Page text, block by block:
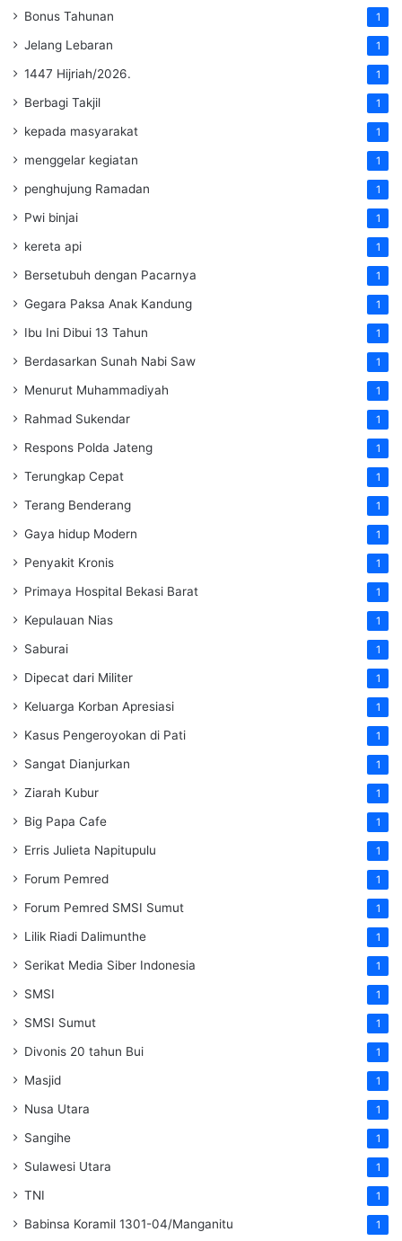
Bonus Tahunan 1
Jelang Lebaran 1
1447 Hijriah/2026. 1
Berbagi Takjil 1
kepada masyarakat 1
menggelar kegiatan 1
penghujung Ramadan 1
Pwi binjai 1
kereta api 1
Bersetubuh dengan Pacarnya 1
Gegara Paksa Anak Kandung 1
Ibu Ini Dibui 13 Tahun 1
Berdasarkan Sunah Nabi Saw 1
Menurut Muhammadiyah 1
Rahmad Sukendar 1
Respons Polda Jateng 1
Terungkap Cepat 1
Terang Benderang 1
Gaya hidup Modern 1
Penyakit Kronis 1
Primaya Hospital Bekasi Barat 1
Kepulauan Nias 1
Saburai 1
Dipecat dari Militer 1
Keluarga Korban Apresiasi 1
Kasus Pengeroyokan di Pati 1
Sangat Dianjurkan 1
Ziarah Kubur 1
Big Papa Cafe 1
Erris Julieta Napitupulu 1
Forum Pemred 1
Forum Pemred SMSI Sumut 1
Lilik Riadi Dalimunthe 1
Serikat Media Siber Indonesia 1
SMSI 1
SMSI Sumut 1
Divonis 20 tahun Bui 1
Masjid 1
Nusa Utara 1
Sangihe 1
Sulawesi Utara 1
TNI 1
Babinsa Koramil 1301-04/Manganitu 1